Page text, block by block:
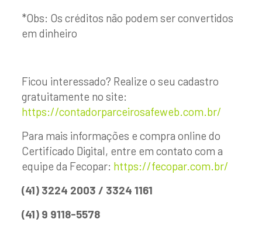
*Obs: Os créditos não podem ser convertidos
em dinheiro
Ficou interessado? Realize o seu cadastro
gratuitamente no site:
https://contadorparceirosafeweb.com.br/
Para mais informações e compra online do
Certificado Digital, entre em contato com a
equipe da Fecopar: https://fecopar.com.br/
(41) 3224 2003 / 3324 1161
(41) 9 9118-5578